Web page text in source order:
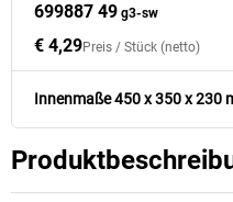
699887 49 g3-sw
€ 4,29Preis / Stück (netto)
Innenmaße 450 x 350 x 230